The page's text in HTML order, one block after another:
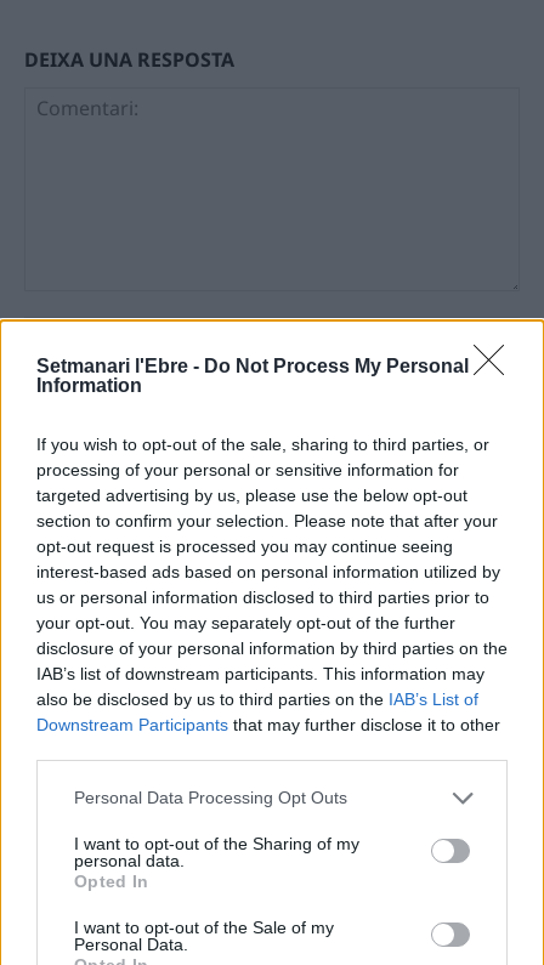
Setmanari l'Ebre - Do Not Process My Personal
Information
If you wish to opt-out of the sale, sharing to third parties, or
processing of your personal or sensitive information for
targeted advertising by us, please use the below opt-out
section to confirm your selection. Please note that after your
opt-out request is processed you may continue seeing
interest-based ads based on personal information utilized by
us or personal information disclosed to third parties prior to
your opt-out. You may separately opt-out of the further
disclosure of your personal information by third parties on the
IAB’s list of downstream participants. This information may
also be disclosed by us to third parties on the IAB’s List of
Downstream Participants that may further disclose it to other
Personal Data Processing Opt Outs
I want to opt-out of the Sharing of my
personal data.
Opted In
I want to opt-out of the Sale of my
Personal Data.
DEIXA UNA RESPOSTA
Deseu el meu nom, el correu electrònic i el lloc web en
aquest navegador per a la propera vegada que comenti.
ÚLTIMES NOTÍCIES
L’Observatori de l’Ebre lidera de nou la
recerca sobre l’astre rei en el segon
eclipsi solar total de la seva història
L’Ajuntament de Tortosa amplia el